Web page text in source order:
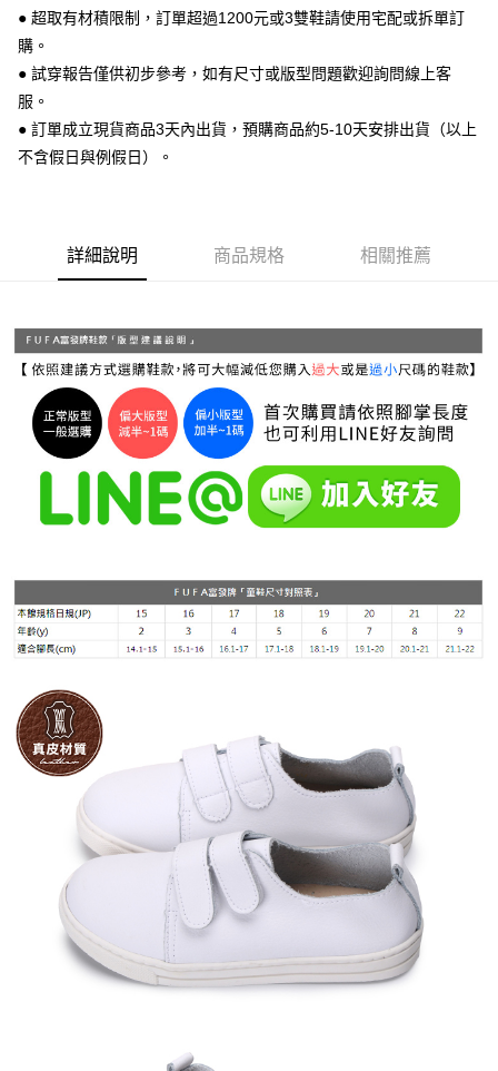
全盈+PAY
【關於「AFTEE先享後付」】
AFTEE先享後付是「在收到商品之後才付款」的支付方式。 讓您購物簡單
便利好安心！
【「AFTEE先享後付」結帳流程】
３．收到繳費通知簡訊後14天內，點擊此簡訊中的連結，可透過四大超商／
ATM／網路銀行／等多元方式進行付款，方視為交易完成。
※ 請注意：結帳手續完成當下不需立刻繳費，但若您需要取消訂單，請聯絡
購買商品的店家。未經商家同意取消之訂單仍視為有效，需透過AFTEE先享
後付繳納相關費用。
※ 交易是否成功請以「AFTEE先享後付 」之結帳頁面顯示為準，若有關於
是否繳費成功／繳費後需取消欲退款等相關疑問，請聯繫「AFTEE先享後付
客戶支援中心」
https://netprotections.freshdesk.com/support/home
【注意事項】
２．關於個人資料處理事宜，請瀏覽以下網址：
https://aftee.tw/terms/#terms3
３．未成年的使用者請事先徵得法定代理人或監護人之同意方可使用
「AFTEE先享後付」，若未經同意申辦者引起之損失，本公司不負相關責
４．使用「AFTEE先享後付」時，將依據個別帳號之用戶狀況，依本公司即
時審查核予不同之上限額度；若仍有額度不足之情形，本公司將視審查結果
請求用戶進行身份認證。
５．嚴禁一人註冊多個帳號或使用他人資訊註冊。若發現惡意使用之情形，
恩沛科技股份有限公司將有權停止該用戶之使用額度並採取法律行動。
ATM付款
每筆NT$70，滿NT$999(含以上)免運費
7-11 取貨付款
每筆NT$70，滿NT$999(含以上)免運費
付款後 7-11取貨
每筆NT$70，滿NT$999(含以上)免運費
海外宅配 查看運費
● 超取有材積限制，訂單超過1200元或3雙鞋請使用宅配或拆單訂
購。
● 試穿報告僅供初步參考，如有尺寸或版型問題歡迎詢問線上客
服。
● 訂單成立現貨商品3天內出貨，預購商品約5-10天安排出貨（以上
不含假日與例假日）。
詳細說明 商品規格 相關推薦